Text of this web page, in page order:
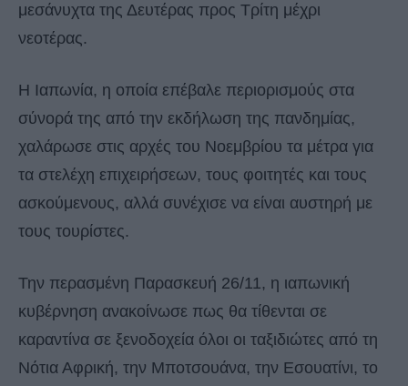
μεσάνυχτα της Δευτέρας προς Τρίτη μέχρι
νεοτέρας.
Η Ιαπωνία, η οποία επέβαλε περιορισμούς στα
σύνορά της από την εκδήλωση της πανδημίας,
χαλάρωσε στις αρχές του Νοεμβρίου τα μέτρα για
τα στελέχη επιχειρήσεων, τους φοιτητές και τους
ασκούμενους, αλλά συνέχισε να είναι αυστηρή με
τους τουρίστες.
Την περασμένη Παρασκευή 26/11, η ιαπωνική
κυβέρνηση ανακοίνωσε πως θα τίθενται σε
καραντίνα σε ξενοδοχεία όλοι οι ταξιδιώτες από τη
Νότια Αφρική, την Μποτσουάνα, την Εσουατίνι, το